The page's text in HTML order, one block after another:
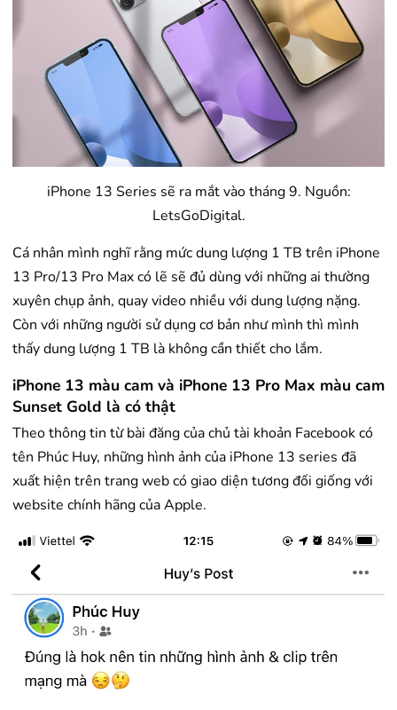
iPhone 13 Series sẽ ra mắt vào tháng 9. Nguồn:
LetsGoDigital.
Cá nhân mình nghĩ rằng mức dung lượng 1 TB trên iPhone
13 Pro/13 Pro Max có lẽ sẽ đủ dùng với những ai thường
xuyên chụp ảnh, quay video nhiều với dung lượng nặng.
Còn với những người sử dụng cơ bản như mình thì mình
thấy dung lượng 1 TB là không cần thiết cho lắm.
iPhone 13 màu cam và iPhone 13 Pro Max màu cam
Sunset Gold là có thật
Theo thông tin từ bài đăng của chủ tài khoản Facebook có
tên Phúc Huy, những hình ảnh của iPhone 13 series đã
xuất hiện trên trang web có giao diện tương đối giống với
website chính hãng của Apple.